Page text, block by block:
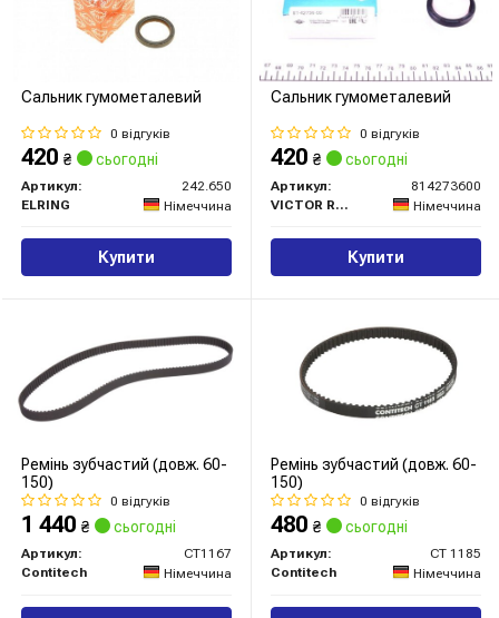
Сальник гумометалевий
0 відгуків
420 ₴ сьогодні
Артикул:
242.650
ELRING
Німеччина
Купити
Сальник гумометалевий
0 відгуків
420 ₴ сьогодні
Артикул:
814273600
VICTOR REINZ
Німеччина
Купити
Ремінь зубчастий (довж. 60-
150)
0 відгуків
1 440 ₴ сьогодні
Артикул:
CT1167
Contitech
Німеччина
Ремінь зубчастий (довж. 60-
150)
0 відгуків
480 ₴ сьогодні
Артикул:
CT 1185
Contitech
Німеччина